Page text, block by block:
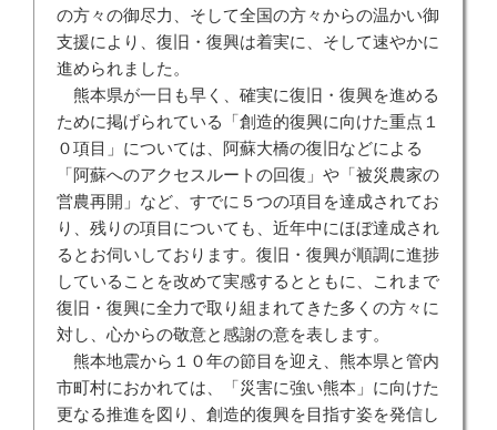
の方々の御尽力、そして全国の方々からの温かい御
支援により、復旧・復興は着実に、そして速やかに
進められました。
熊本県が一日も早く、確実に復旧・復興を進める
ために掲げられている「創造的復興に向けた重点１
０項目」については、阿蘇大橋の復旧などによる
「阿蘇へのアクセスルートの回復」や「被災農家の
営農再開」など、すでに５つの項目を達成されてお
り、残りの項目についても、近年中にほぼ達成され
るとお伺いしております。復旧・復興が順調に進捗
していることを改めて実感するとともに、これまで
復旧・復興に全力で取り組まれてきた多くの方々に
対し、心からの敬意と感謝の意を表します。
熊本地震から１０年の節目を迎え、熊本県と管内
市町村におかれては、「災害に強い熊本」に向けた
更なる推進を図り、創造的復興を目指す姿を発信し